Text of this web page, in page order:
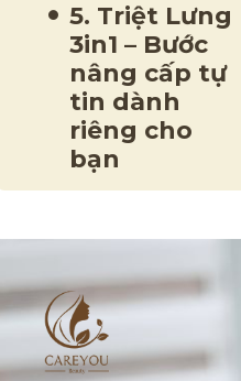
5. Triệt Lưng
3in1 – Bước
nâng cấp tự
tin dành
riêng cho
bạn